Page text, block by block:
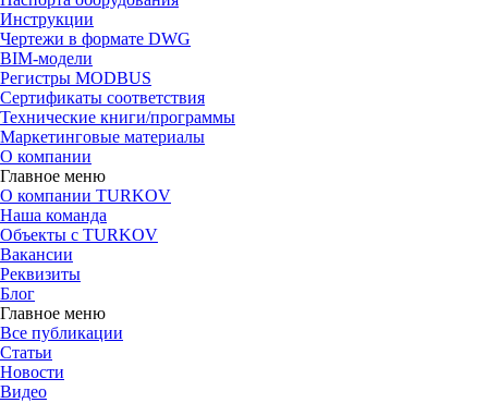
Инструкции
Чертежи в формате DWG
BIM-модели
Регистры MODBUS
Сертификаты соответствия
Технические книги/программы
Маркетинговые материалы
О компании
Главное меню
О компании TURKOV
Наша команда
Объекты с TURKOV
Вакансии
Реквизиты
Блог
Главное меню
Все публикации
Статьи
Новости
Видео